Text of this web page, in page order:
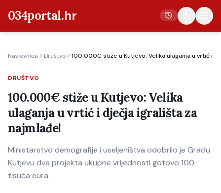
034portal.hr
Crna kronika
Poljoprivreda
Politika
Gospodarstvo
Život
Kultura
Naslovnica Društvo 100.000€ stiže u Kutjevo: Velika ulaganja u vrtić i
DRUŠTVO
100.000€ stiže u Kutjevo: Velika
ulaganja u vrtić i dječja igrališta za
najmlađe!
Ministarstvo demografije i useljeništva odobrilo je Gradu
Kutjevu dva projekta ukupne vrijednosti gotovo 100
tisuća eura.